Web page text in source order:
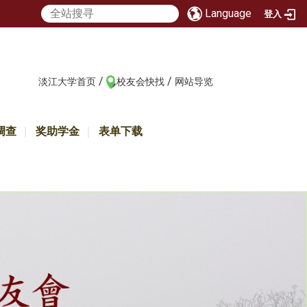
Language 登入
淡江大学首页 / 校友会快找 / 网站导览
查 奖助学金 表单下载